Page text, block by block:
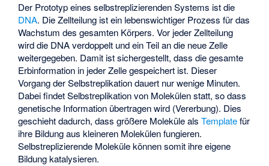
Der Prototyp eines selbstreplizierenden Systems ist die
DNA. Die Zellteilung ist ein lebenswichtiger Prozess für das
Wachstum des gesamten Körpers. Vor jeder Zellteilung
wird die DNA verdoppelt und ein Teil an die neue Zelle
weitergegeben. Damit ist sichergestellt, dass die gesamte
Erbinformation in jeder Zelle gespeichert ist. Dieser
Vorgang der Selbstreplikation dauert nur wenige Minuten.
Dabei findet Selbstreplikation von Molekülen statt, so dass
genetische Information übertragen wird (Vererbung). Dies
geschieht dadurch, dass größere Moleküle alsTemplatefür
ihre Bildung aus kleineren Molekülen fungieren.
Selbstreplizierende Moleküle können somit ihre eigene
Bildung katalysieren.